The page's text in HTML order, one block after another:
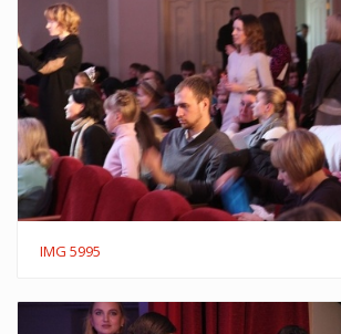
IMG 5995